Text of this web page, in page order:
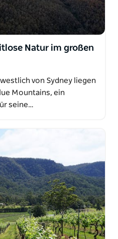
Natur im großen
von Sydney liegen
Mountains, ein
seine…